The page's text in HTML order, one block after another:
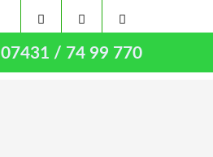
07431 / 74 99 770